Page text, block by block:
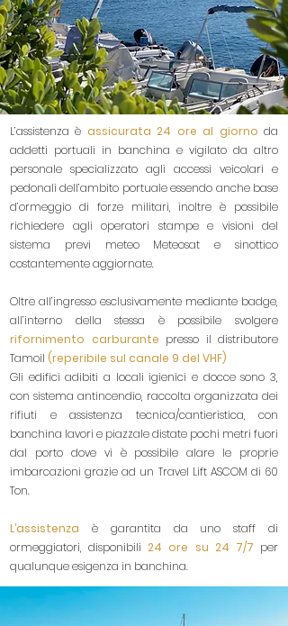
L’assistenza è assicurata 24 ore al giorno da
addetti portuali in banchina e vigilato da altro
personale specializzato agli accessi veicolari e
pedonali dell’ambito portuale essendo anche base
d’ormeggio di forze militari, inoltre è possibile
richiedere agli operatori stampe e visioni del
sistema previ meteo Meteosat e sinottico
costantemente aggiornate.
Oltre all’ingresso esclusivamente mediante badge,
all’interno della stessa è possibile svolgere
rifornimento carburante presso il distributore
Tamoil (reperibile sul canale 9 del VHF)
Gli edifici adibiti a locali igienici e docce sono 3,
con sistema antincendio, raccolta organizzata dei
rifiuti e assistenza tecnica/cantieristica, con
banchina lavori e piazzale distate pochi metri fuori
dal porto dove vi è possibile alare le proprie
imbarcazioni grazie ad un Travel Lift ASCOM di 60
Ton.
L’assistenza è garantita da uno staff di
ormeggiatori, disponibili24 ore su 24 7/7 per
qualunque esigenza in banchina.